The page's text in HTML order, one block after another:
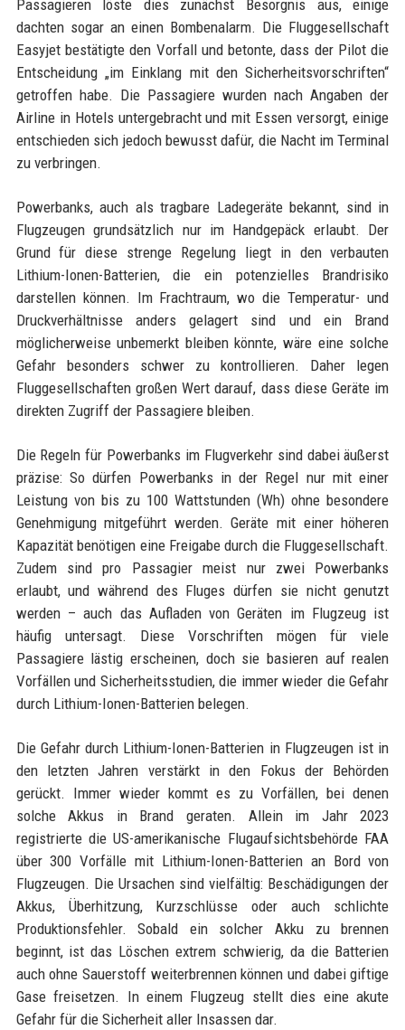
Passagieren löste dies zunächst Besorgnis aus, einige
dachten sogar an einen Bombenalarm. Die Fluggesellschaft
Easyjet bestätigte den Vorfall und betonte, dass der Pilot die
Entscheidung „im Einklang mit den Sicherheitsvorschriften“
getroffen habe. Die Passagiere wurden nach Angaben der
Airline in Hotels untergebracht und mit Essen versorgt, einige
entschieden sich jedoch bewusst dafür, die Nacht im Terminal
zu verbringen.
Powerbanks, auch als tragbare Ladegeräte bekannt, sind in
Flugzeugen grundsätzlich nur im Handgepäck erlaubt. Der
Grund für diese strenge Regelung liegt in den verbauten
Lithium-Ionen-Batterien, die ein potenzielles Brandrisiko
darstellen können. Im Frachtraum, wo die Temperatur- und
Druckverhältnisse anders gelagert sind und ein Brand
möglicherweise unbemerkt bleiben könnte, wäre eine solche
Gefahr besonders schwer zu kontrollieren. Daher legen
Fluggesellschaften großen Wert darauf, dass diese Geräte im
direkten Zugriff der Passagiere bleiben.
Die Regeln für Powerbanks im Flugverkehr sind dabei äußerst
präzise: So dürfen Powerbanks in der Regel nur mit einer
Leistung von bis zu 100 Wattstunden (Wh) ohne besondere
Genehmigung mitgeführt werden. Geräte mit einer höheren
Kapazität benötigen eine Freigabe durch die Fluggesellschaft.
Zudem sind pro Passagier meist nur zwei Powerbanks
erlaubt, und während des Fluges dürfen sie nicht genutzt
werden – auch das Aufladen von Geräten im Flugzeug ist
häufig untersagt. Diese Vorschriften mögen für viele
Passagiere lästig erscheinen, doch sie basieren auf realen
Vorfällen und Sicherheitsstudien, die immer wieder die Gefahr
durch Lithium-Ionen-Batterien belegen.
Die Gefahr durch Lithium-Ionen-Batterien in Flugzeugen ist in
den letzten Jahren verstärkt in den Fokus der Behörden
gerückt. Immer wieder kommt es zu Vorfällen, bei denen
solche Akkus in Brand geraten. Allein im Jahr 2023
registrierte die US-amerikanische Flugaufsichtsbehörde FAA
über 300 Vorfälle mit Lithium-Ionen-Batterien an Bord von
Flugzeugen. Die Ursachen sind vielfältig: Beschädigungen der
Akkus, Überhitzung, Kurzschlüsse oder auch schlichte
Produktionsfehler. Sobald ein solcher Akku zu brennen
beginnt, ist das Löschen extrem schwierig, da die Batterien
auch ohne Sauerstoff weiterbrennen können und dabei giftige
Gase freisetzen. In einem Flugzeug stellt dies eine akute
Gefahr für die Sicherheit aller Insassen dar.